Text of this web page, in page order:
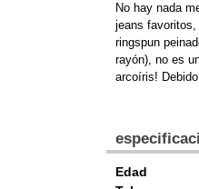
No hay nada
jeans
ringspun
rayón), no es
arcoíris!
Edad